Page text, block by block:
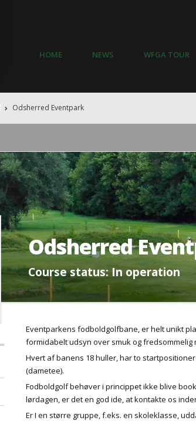
HOME NEWS WFGA TOUR
Odsherred Eventpark
Odsherred
Course status: In operation
Eventparkens fodboldgolfbane, er helt unikt
formidabelt udsyn over smuk og fredsommelig
Hvert af banens 18 huller, har to
(dametee).
Fodboldgolf behøver i princippet ikke blive
lørdagen, er det en god ide, at kontakte os
Er I en større gruppe, f.eks. en skoleklasse,